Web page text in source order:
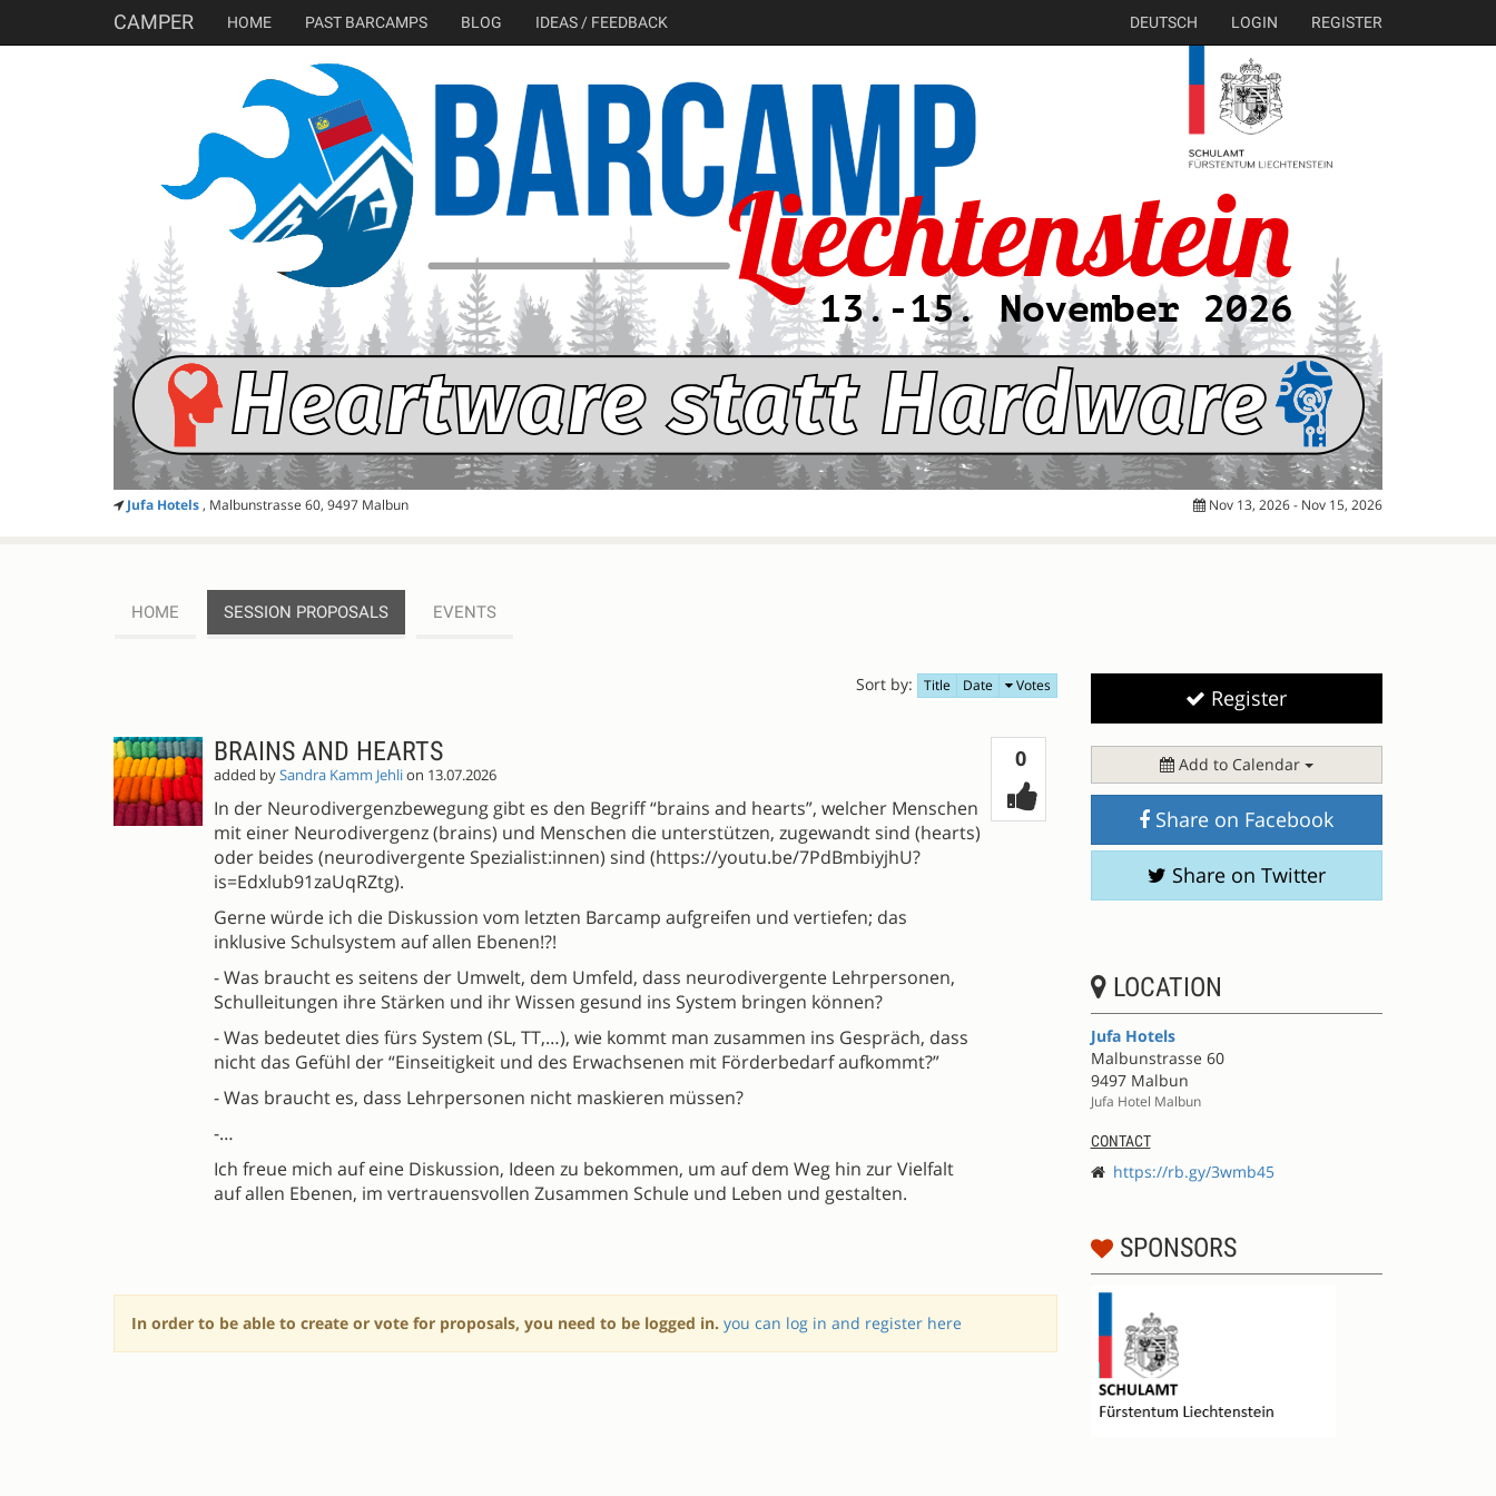
CAMPER HOME PAST BARCAMPS BLOG IDEAS / FEEDBACK DEUTSCH LOGIN REGISTER
Jufa Hotels, Malbunstrasse 60, 9497 Malbun Nov 13, 2026 - Nov 15, 2026
HOME SESSION PROPOSALS EVENTS
PROPOSALS
Sort by: Title Date Votes
0Votes
BRAINS AND HEARTS
added bySandra Kamm Jehlion 13.07.2026
In der Neurodivergenzbewegung gibt es den Begriff “brains and hearts”, welcher Menschen
mit einer Neurodivergenz (brains) und Menschen die unterstützen, zugewandt sind (hearts)
oder beides (neurodivergente Spezialist:innen) sind (https://youtu.be/7PdBmbiyjhU?
is=Edxlub91zaUqRZtg).
Gerne würde ich die Diskussion vom letzten Barcamp aufgreifen und vertiefen; das
inklusive Schulsystem auf allen Ebenen!?!
- Was braucht es seitens der Umwelt, dem Umfeld, dass neurodivergente Lehrpersonen,
Schulleitungen ihre Stärken und ihr Wissen gesund ins System bringen können?
- Was bedeutet dies fürs System (SL, TT,…), wie kommt man zusammen ins Gespräch, dass
nicht das Gefühl der “Einseitigkeit und des Erwachsenen mit Förderbedarf aufkommt?”
- Was braucht es, dass Lehrpersonen nicht maskieren müssen?
-…
Ich freue mich auf eine Diskussion, Ideen zu bekommen, um auf dem Weg hin zur Vielfalt
auf allen Ebenen, im vertrauensvollen Zusammen Schule und Leben und gestalten.
In order to be able to create or vote for proposals, you need to be logged in. you can log in and register here
Register
Add to Calendar
Share on Facebook
Share on Twitter
LOCATION
Jufa Hotels
Malbunstrasse 60
9497 Malbun
Jufa Hotel Malbun
CONTACT
https://rb.gy/3wmb45
SPONSORS